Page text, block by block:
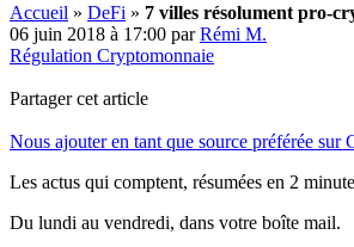
Accueil » DeFi » 7 villes résolument pro-
06 juin 2018 à 17:00 parRémi M.
Régulation Cryptomonnaie
Partager cet article
Nous ajouter en tant que source préférée sur
Les actus qui comptent, résumées en 2
Du lundi au vendredi, dans votre boîte mail.